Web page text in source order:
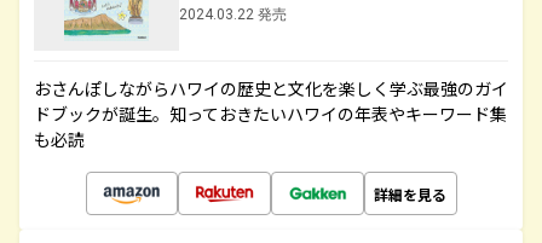
2024.03.22 発売
おさんぽしながらハワイの歴史と文化を楽しく学ぶ最強のガイ
ドブックが誕生。知っておきたいハワイの年表やキーワード集
も必読
詳細を見る